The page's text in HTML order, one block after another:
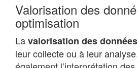
Valorisation des
optimisation
Lavalorisation des données
leur collecte ou à leur